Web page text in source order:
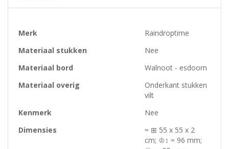
Meer
Merk
Raindroptime
Materiaal stukken
Nee
Materiaal bord
Walnoot - esdoorn
Materiaal overig
Onderkant stukken
vilt
Kenmerk
Nee
Dimensies
≈ ⊞ 55 x 55 x 2
cm; ♔↕ ≈ 96 mm;